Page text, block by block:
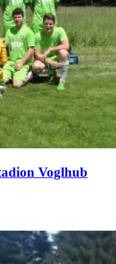
Voglhub